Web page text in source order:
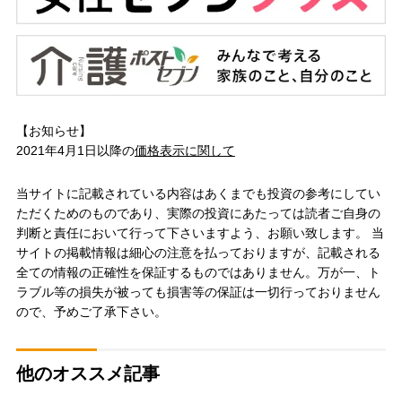
【お知らせ】
2021年4月1日以降の価格表示に関して
当サイトに記載されている内容はあくまでも投資の参考にしてい
ただくためのものであり、実際の投資にあたっては読者ご自身の
判断と責任において行って下さいますよう、お願い致します。 当
サイトの掲載情報は細心の注意を払っておりますが、記載される
全ての情報の正確性を保証するものではありません。万が一、ト
ラブル等の損失が被っても損害等の保証は一切行っておりません
ので、予めご了承下さい。
他のオススメ記事